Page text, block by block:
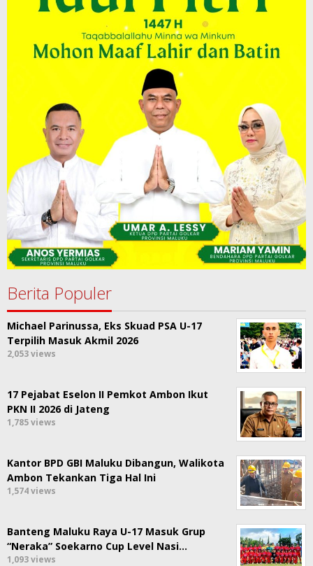
Berita Populer
Michael Parinussa, Eks Skuad PSA U-17
Terpilih Masuk Akmil 2026
2,053 views
17 Pejabat Eselon II Pemkot Ambon Ikut
PKN II 2026 di Jateng
1,785 views
Kantor BPD GBI Maluku Dibangun, Walikota
Ambon Tekankan Tiga Hal Ini
1,574 views
Banteng Maluku Raya U-17 Masuk Grup
“Neraka” Soekarno Cup Level Nasi…
1,093 views